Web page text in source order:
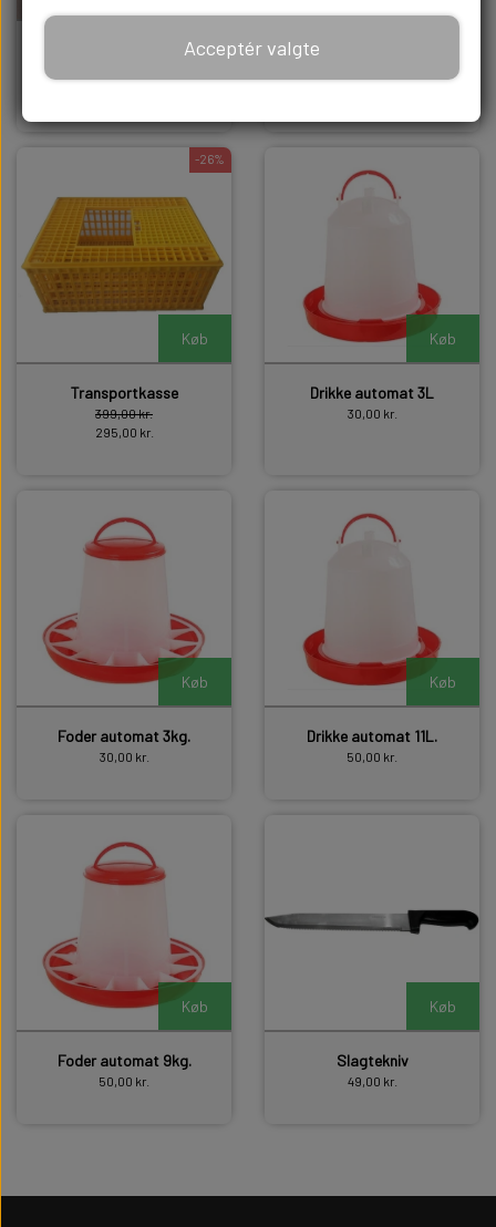
Hønselem automatik
-26%
Køb
Transportkasse
399,00 kr.
295,00 kr.
Køb
Drikke automat 3L
30,00 kr.
Køb
Foder automat 3kg.
30,00 kr.
Køb
Drikke automat 11L.
50,00 kr.
Køb
Foder automat 9kg.
50,00 kr.
Køb
Slagtekniv
49,00 kr.
Acceptér valgte